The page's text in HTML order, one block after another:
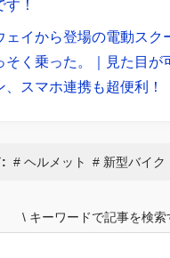
す！
ェイから登場の電動スク
そく乗った。｜見た目が
、スマホ連携も超便利！
ヘルメット 新型バイク
\ キーワードで記事を検索